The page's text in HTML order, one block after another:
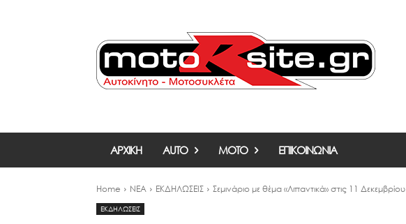
ΑΡΧΙΚΗ AUTO MOTO ΕΠΙΚΟΙΝΩΝΙΑ
Home ΝΕΑ ΕΚΔΗΛΩΣΕΙΣ Σεμινάριο με θέμα «Λιπαντικά» στις 11 Δεκεμβρίου
ΕΚΔΗΛΩΣΕΙΣ